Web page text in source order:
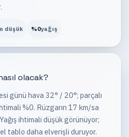
düşük %0yağış
olacak?
günü hava 32° / 20°; parçalı
%0. Rüzgarın 17 km/sa
ihtimali düşük görünüyor;
tablo daha elverişli duruyor.